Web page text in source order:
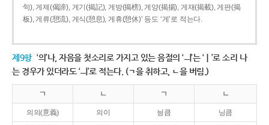
句), 게제(偈諦), 게기(揭記), 게방(揭榜), 게양(揭揚), 게재(揭載), 게판(揭
板), 게류(憩流), 게식(憩息), 게휴(憩休)’ 등도 ‘게’로 적는다.
제9항 ‘의’나, 자음을 첫소리로 가지고 있는 음절의 ‘ㅢ’는 ‘ㅣ’로 소리 나
는 경우가 있더라도 ‘ㅢ’로 적는다. (ㄱ을 취하고, ㄴ을 버림.)
ㄱ ㄴ ㄱ ㄴ
의의(意義) 의이 닁큼 닝큼